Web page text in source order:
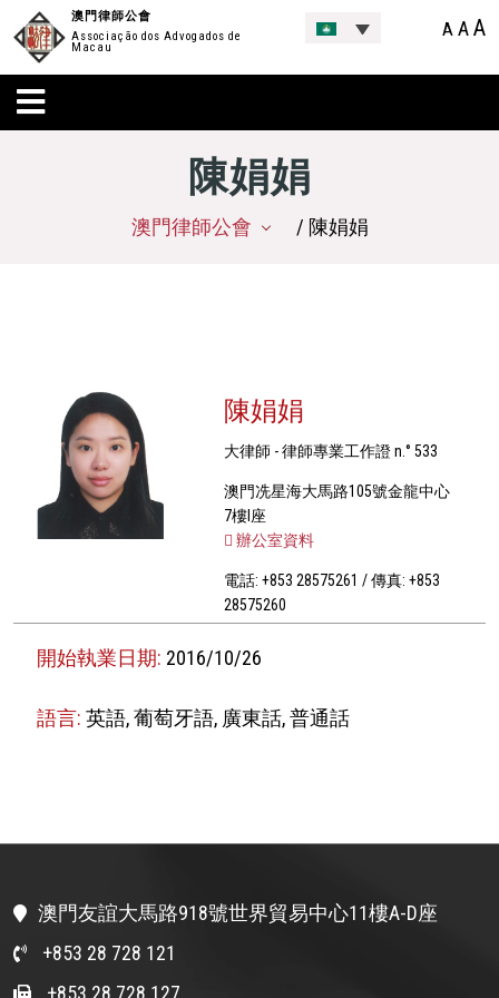
澳門律師公會
Associação dos Advogados de
Macau
A AA
陳娟娟
澳門律師公會 / 陳娟娟
陳娟娟
大律師 - 律師專業工作證 n.° 533
澳門冼星海大馬路105號金龍中心
7樓I座
辦公室資料
電話: +853 28575261 / 傳真: +853
28575260
開始執業日期: 2016/10/26
語言:英語, 葡萄牙語, 廣東話, 普通話
澳門友誼大馬路918號世界貿易中心11樓A-D座
+853 28 728 121
+853 28 728 127